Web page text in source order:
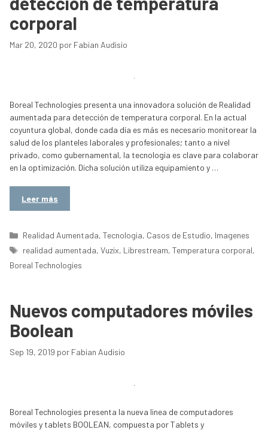
corporal
Mar 20, 2020 por Fabian Audisio
Boreal Technologies presenta una innovadora solución de Realidad
aumentada para detección de temperatura corporal. En la actual
coyuntura global, donde cada día es más es necesario monitorear la
salud de los planteles laborales y profesionales; tanto a nivel
privado, como gubernamental, la tecnologia es clave para colaborar
en la optimización. Dicha solución utiliza equipamiento y …
Leer más
Categorías
Realidad Aumentada,Tecnologia, Casos de Estudio, Imagenes
Etiquetas
realidad aumentada,Vuzix, Librestream,Temperatura corporal,
Boreal Technologies
Nuevos computadores móviles
Boolean
Sep 19, 2019 por Fabian Audisio
Boreal Technologies presenta la nueva linea de computadores
móviles y tablets BOOLEAN, compuesta por Tablets y